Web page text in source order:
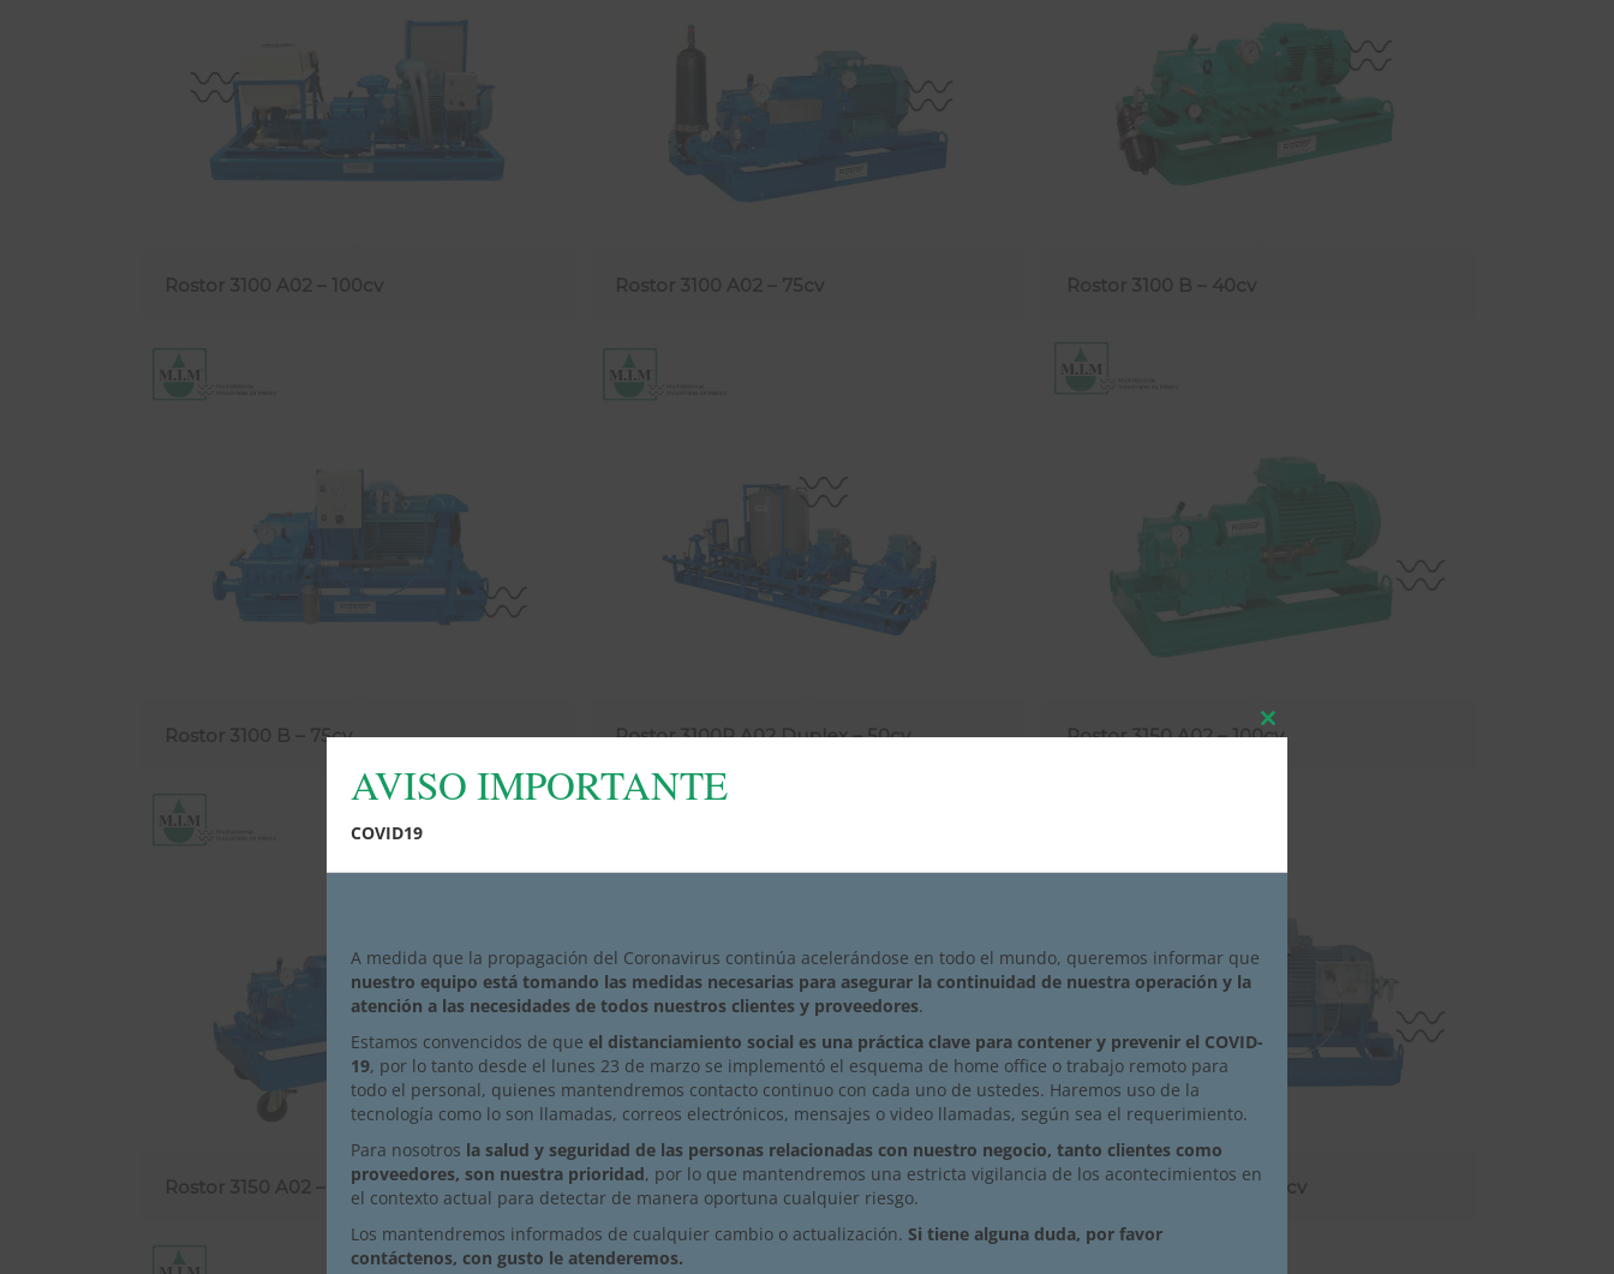
Rostor 3100 A02 – 100cv Rostor 3100 A02 – 75cv Rostor 3100 B – 40cv
Rostor 3100 B – 75cv Rostor 3100R A02 Duplex – 50cv Rostor 3150 A02 – 100cv
Rostor 3150 A02 – 150cv Rostor 3150 A02 – 150cv Rostor 3150 B CN2 – 180cv
Close
AVISO IMPORTANTE
COVID19
A medida que la propagación del Coronavirus continúa acelerándose en todo el mundo, queremos informar que
nuestro equipo está tomando las medidas necesarias para asegurar la continuidad de nuestra operación y la
atención a las necesidades de todos nuestros clientes y proveedores.
Estamos convencidos de que el distanciamiento social es una práctica clave para contener y prevenir el COVID-
19, por lo tanto desde el lunes 23 de marzo se implementó el esquema de home office o trabajo remoto para
todo el personal, quienes mantendremos contacto continuo con cada uno de ustedes. Haremos uso de la
tecnología como lo son llamadas, correos electrónicos, mensajes o video llamadas, según sea el requerimiento.
Para nosotros la salud y seguridad de las personas relacionadas con nuestro negocio, tanto clientes como
proveedores, son nuestra prioridad, por lo que mantendremos una estricta vigilancia de los acontecimientos en
el contexto actual para detectar de manera oportuna cualquier riesgo.
Los mantendremos informados de cualquier cambio o actualización. Si tiene alguna duda, por favor
contáctenos, con gusto le atenderemos.